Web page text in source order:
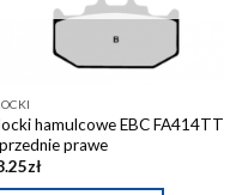
hamulcowe EBC FA414TT
prawe
zł